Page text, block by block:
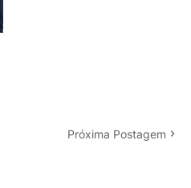
Próxima Postagem